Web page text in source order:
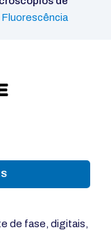
de fase, digitais,